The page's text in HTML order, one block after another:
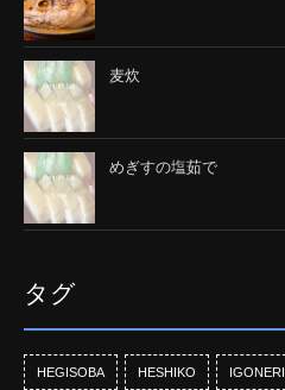
麦炊
めぎすの塩茹で
タグ
HEGISOBA HESHIKO IGONERI